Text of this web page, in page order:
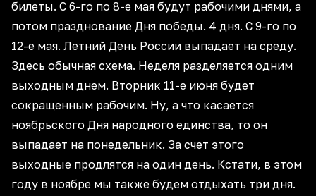
билеты. С 6-го по 8-е мая будут рабочими днями, а
потом празднование Дня победы. 4 дня. С 9-го по
12-е мая. Летний День России выпадает на среду.
Здесь обычная схема. Неделя разделяется одним
выходным днем. Вторник 11-е июня будет
сокращенным рабочим. Ну, а что касается
ноябрьского Дня народного единства, то он
выпадает на понедельник. За счет этого
выходные продлятся на один день. Кстати, в этом
году в ноябре мы также будем отдыхать три дня.